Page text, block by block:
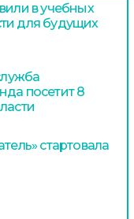
в учебных
для будущих
посетит 8
стартовала